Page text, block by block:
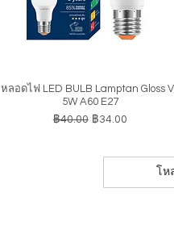
ดูข้อมูลด่วน
หลอดไฟ LED BULB Lamptan Gloss
5W A60 E27
ราคาปกติ
฿40.00 ราคาขายลด
฿34.00
โห